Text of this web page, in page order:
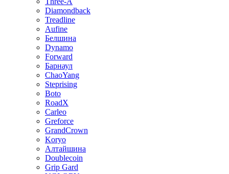
Diamondback
Treadline
Aufine
Белшина
Dynamo
Forward
Барнаул
ChaoYang
Steprising
Boto
RoadX
Carleo
Greforce
GrandCrown
Koryo
Алтайшина
Doublecoin
Grip Gard